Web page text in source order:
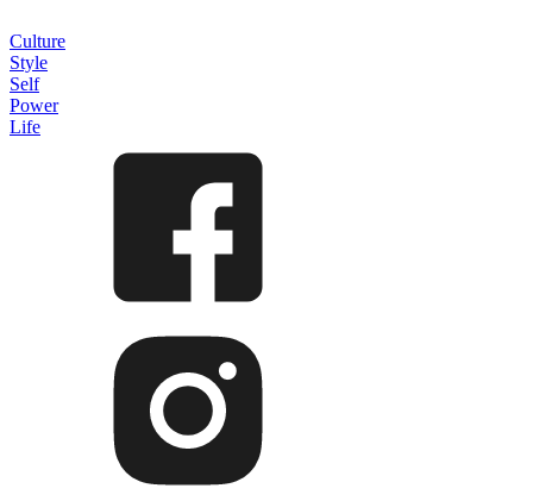
Culture
Style
Self
Power
Life